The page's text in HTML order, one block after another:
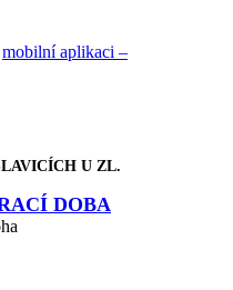
mobilní aplikaci –
U ZL.
DOBA